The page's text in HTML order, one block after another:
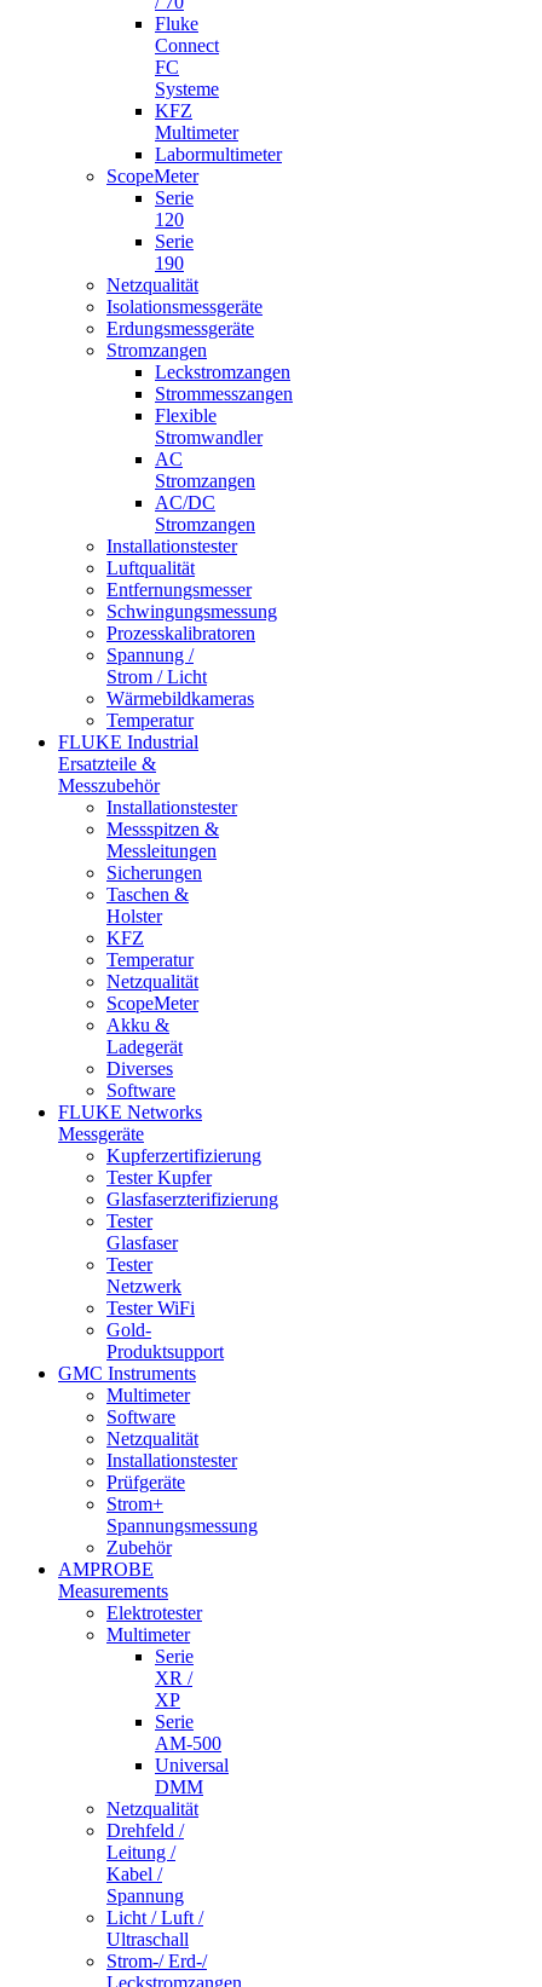
Fluke
Connect
FC
Systeme
KFZ
Multimeter
Labormultimeter
ScopeMeter
Serie
120
Serie
190
Netzqualität
Isolationsmessgeräte
Erdungsmessgeräte
Stromzangen
Leckstromzangen
Strommesszangen
Flexible
Stromwandler
AC
Stromzangen
AC/DC
Stromzangen
Installationstester
Luftqualität
Entfernungsmesser
Schwingungsmessung
Prozesskalibratoren
Spannung /
Strom / Licht
Wärmebildkameras
Temperatur
FLUKE Industrial
Ersatzteile &
Messzubehör
Installationstester
Messspitzen &
Messleitungen
Sicherungen
Taschen &
Holster
KFZ
Temperatur
Netzqualität
ScopeMeter
Akku &
Ladegerät
Diverses
Software
FLUKE Networks
Messgeräte
Kupferzertifizierung
Tester Kupfer
Glasfaserzterifizierung
Tester
Glasfaser
Tester
Netzwerk
Tester WiFi
Gold-
Produktsupport
GMC Instruments
Multimeter
Software
Netzqualität
Installationstester
Prüfgeräte
Strom+
Spannungsmessung
Zubehör
AMPROBE
Measurements
Elektrotester
Multimeter
Serie
XR /
XP
Serie
AM-500
Universal
DMM
Netzqualität
Drehfeld /
Leitung /
Kabel /
Spannung
Licht / Luft /
Ultraschall
Strom-/ Erd-/
Leckstromzangen